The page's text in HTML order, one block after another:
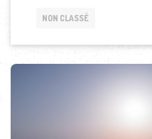
NON CLASSÉ